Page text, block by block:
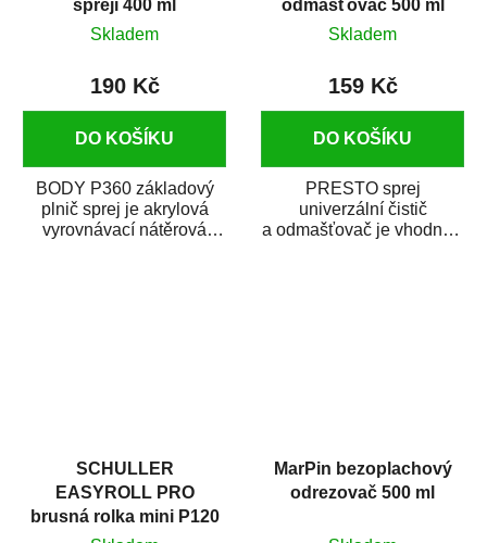
spreji 400 ml
Skladem
190 Kč
DO KOŠÍKU
BODY P360 základový
plnič sprej je akrylová
vyrovnávací nátěrová
odmašťovač 500 ml
Skladem
159 Kč
DO KOŠÍKU
PRESTO sprej
univerzální čistič
a odmašťovač je vhodný k
SCHULLER
EASYROLL PRO
brusná rolka mini P120
MarPin bezoplachový
odrezovač 500 ml